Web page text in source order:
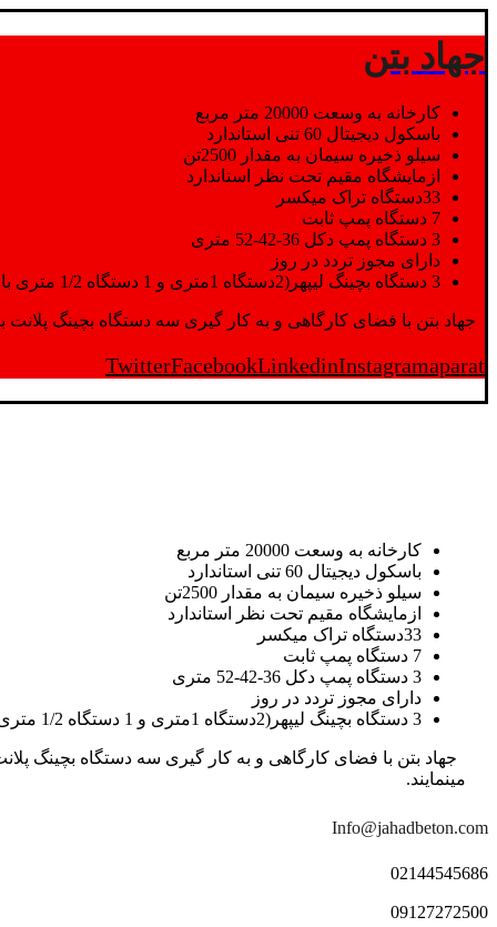
جهاد بتن
کارخانه به وسعت 20000 متر مربع
باسکول دیجیتال 60 تنی استاندارد
سیلو ذخیره سیمان به مقدار 2500تن
ازمایشگاه مقیم تحت نظر استاندارد
33دستگاه تراک میکسر
7 دستگاه پمپ ثابت
3 دستگاه پمپ دکل 36-42-52 متری
دارای مجوز تردد در روز
3 دستگاه بچینگ لیپهر(2دستگاه 1متری و 1 دستگاه 1/2 متری با توان تولید 150 متر مکعب در ساعت)
جهاد بتن با فضای کارگاهی و به کار گیری سه دستگاه بچینگ پلانت با ظرفیت 2500 تن در کنار پرسنل متخصص و پر تلاش واحدهای تولید و ازمایشگاه,بتن با کیفیت را برای واحد
TwitterFacebookLinkedinInstagramaparat
کارخانه به وسعت 20000 متر مربع
باسکول دیجیتال 60 تنی استاندارد
سیلو ذخیره سیمان به مقدار 2500تن
ازمایشگاه مقیم تحت نظر استاندارد
33دستگاه تراک میکسر
7 دستگاه پمپ ثابت
3 دستگاه پمپ دکل 36-42-52 متری
دارای مجوز تردد در روز
3 دستگاه بچینگ لیپهر(2دستگاه 1متری و 1 دستگاه 1/2 متری با توان تولید 150 متر مکعب در ساعت)
مینمایند.
Info@jahadbeton.com
02144545686
09127272500